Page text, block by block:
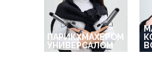
ПАРИКХМАХЕРОМ
УНИВЕРСАЛОМ